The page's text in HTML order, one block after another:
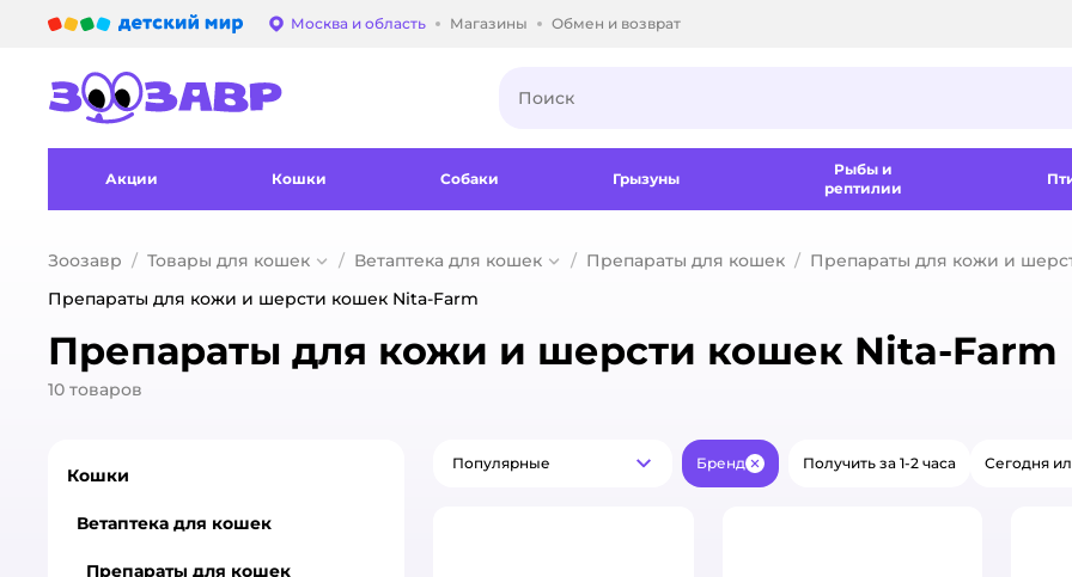
Выбор адреса доставки.
Москва и область Магазины Обмен и возврат
Акции Кошки Собаки Грызуны
Рыбы и
рептилии
Зоозавр Товары для кошек Ветаптека для кошек Препараты для кошек
Препараты для кожи и
Препараты для кожи и шерсти кошек Nita-Farm
Препараты для кожи и шерсти кошек Nita-Farm
10 товаров
Популярные
Популярные Бренд ЗакрытьПолучить за 1-2 часа Сегодня
Кошки
Ветаптека для кошек
Препараты для кошек